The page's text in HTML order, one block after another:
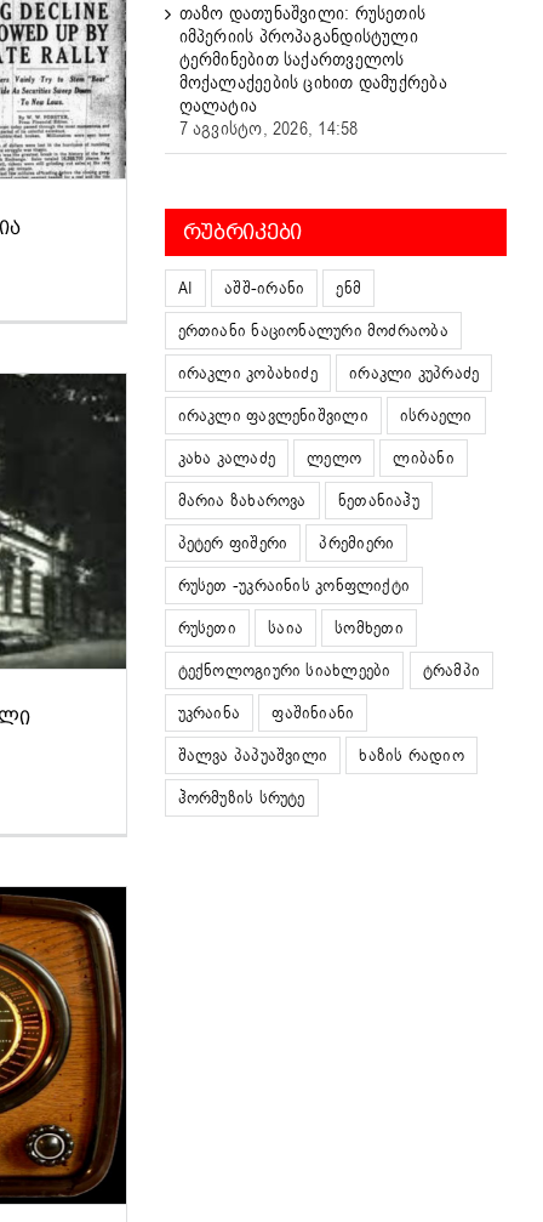
თაზო დათუნაშვილი: რუსეთის
იმპერიის პროპაგანდისტული
ტერმინებით საქართველოს
მოქალაქეების ციხით დამუქრება
ღალატია
7 აგვისტო, 2026, 14:58
ᲠᲣᲑᲠᲘᲙᲔᲑᲘ
AI აშშ-ირანი
ენმ
ერთიანი ნაციონალური მოძრაობა
ირაკლი კობახიძე
ირაკლი კუპრაძე
ირაკლი ფავლენიშვილი
ისრაელი
კახა კალაძე
ლელო
ლიბანი
მარია ზახაროვა
ნეთანიაჰუ
პეტერ ფიშერი
პრემიერი
რუსეთ -უკრაინის კონფლიქტი
რუსეთი
საია
სომხეთი
ტექნოლოგიური სიახლეები
ტრამპი
უკრაინა
ფაშინიანი
შალვა პაპუაშვილი
ხაზის რადიო
ჰორმუზის სრუტე